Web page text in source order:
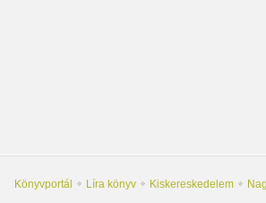
Könyvportál Líra könyv Kiskereskedelem